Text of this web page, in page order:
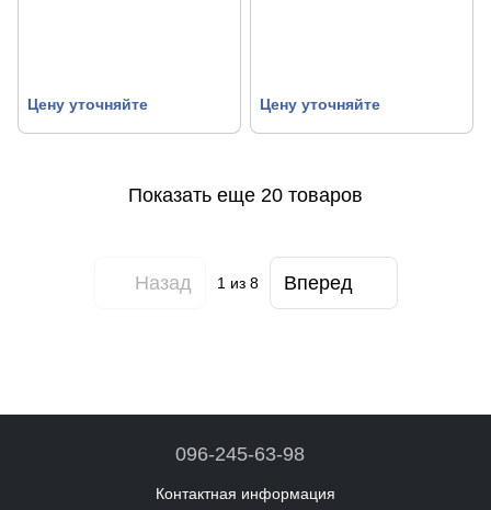
Цену уточняйте Цену уточняйте
Показать еще 20 товаров
Назад 1из 8 Вперед
096-245-63-98
Контактная информация